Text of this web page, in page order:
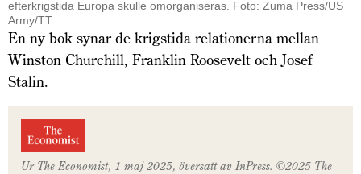
efterkrigstida Europa skulle omorganiseras. Foto: Zuma Press/US
Army/TT
En ny bok synar de krigstida relationerna mellan
Winston Churchill, Franklin Roosevelt och Josef
Stalin.
Ur The Economist, 1 maj2025, översatt av InPress. ©2025 The